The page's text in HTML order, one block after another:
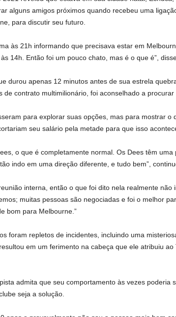
alguns amigos próximos quando recebeu uma
para discutir seu futuro.
às 21h informando que precisava estar em
14h. Então foi um pouco chato, mas é o que é”,
durou apenas 12 minutos antes de sua estrela
de contrato multimilionário, foi aconselhado a procurar
para explorar suas opções, mas para mostrar o
seu salário pela metade para que isso
o que é completamente normal. Os Dees têm
indo em uma direção diferente, e tudo bem”,
interna, então o que foi dito nela realmente não
muitas pessoas são negociadas e foi o melhor
bom para Melbourne.”
foram repletos de incidentes, incluindo uma
em um ferimento na cabeça que ele atribuiu
admita que seu comportamento às vezes poderia
seja a solução.